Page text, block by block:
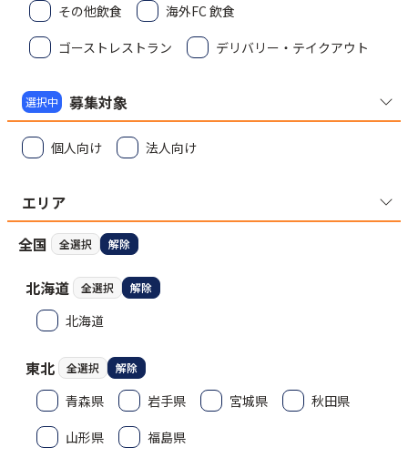
その他飲食
海外FC 飲食
ゴーストレストラン
デリバリー・テイクアウト
選択中 募集対象
個人向け 法人向け
エリア
全国
全選択 解除
北海道 全選択 解除
北海道
東北 全選択 解除
青森県 岩手県 宮城県
秋田県
山形県
福島県